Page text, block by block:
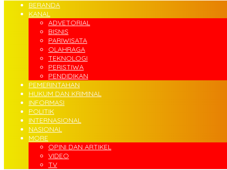
BERANDA
KANAL
ADVETORIAL
BISNIS
PARIWISATA
OLAHRAGA
TEKNOLOGI
PERISTIWA
PENDIDIKAN
PEMERINTAHAN
HUKUM DAN KRIMINAL
INFORMASI
POLITIK
INTERNASIONAL
NASIONAL
MORE
OPINI DAN ARTIKEL
VIDEO
TV